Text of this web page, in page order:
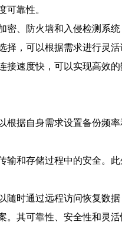
可靠性。
、防火墙和入侵检测系统
，可以根据需求进行灵活
速度快，可以实现高效的
据自身需求设置备份频
和存储过程中的安全。
时通过远程访问恢复数据
其可靠性、安全性和灵